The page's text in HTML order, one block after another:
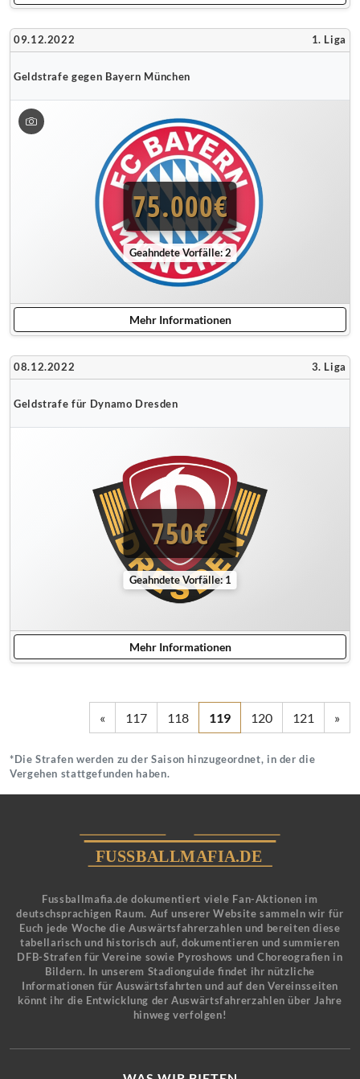
09.12.2022 1. Liga
Geldstrafe gegen Bayern München
75.000€
Geahndete Vorfälle: 2
Mehr Informationen
08.12.2022 3. Liga
Geldstrafe für Dynamo Dresden
750€
Geahndete Vorfälle: 1
Mehr Informationen
« 117 118 119 120 121 »
*Die Strafen werden zu der Saison hinzugeordnet, in der die
Vergehen stattgefunden haben.
Fussballmafia.de dokumentiert viele Fan-Aktionen im
deutschsprachigen Raum. Auf unserer Website sammeln wir für
Euch jede Woche die Auswärtsfahrerzahlen und bereiten diese
tabellarisch und historisch auf, dokumentieren und summieren
DFB-Strafen für Vereine sowie Pyroshows und Choreografien in
Bildern. In unserem Stadionguide findet ihr nützliche
Informationen für Auswärtsfahrten und auf den Vereinsseiten
könnt ihr die Entwicklung der Auswärtsfahrerzahlen über Jahre
hinweg verfolgen!